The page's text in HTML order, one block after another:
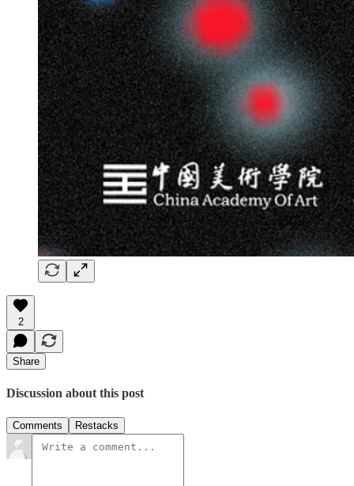
2
Share
Discussion about this post
Comments Restacks